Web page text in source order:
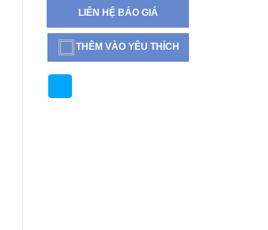
LIÊN HỆ BÁO GIÁ
THÊM VÀO YÊU THÍCH